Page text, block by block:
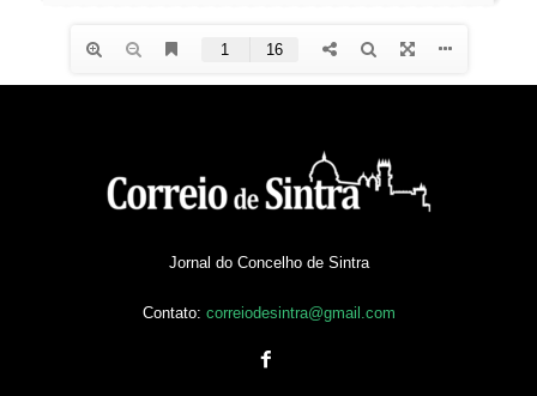
Jornal do Concelho de Sintra
Contato: correiodesintra@gmail.com